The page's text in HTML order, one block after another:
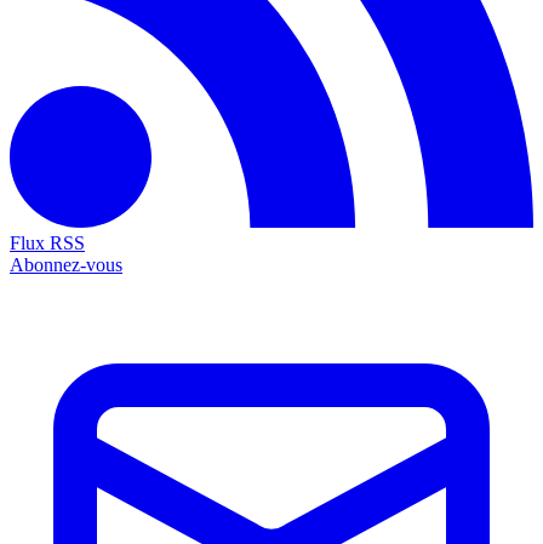
Flux RSS
Abonnez-vous